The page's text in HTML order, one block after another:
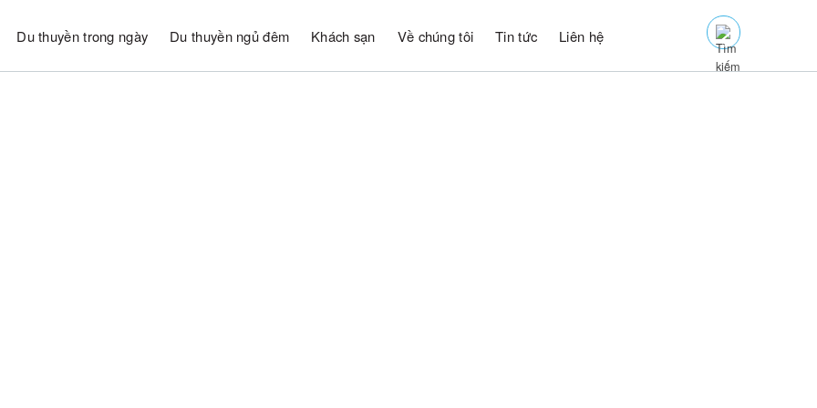
Du thuyền trong ngày Du thuyền ngủ đêm Khách sạn Về chúng tôi Tin tức Liên hệ